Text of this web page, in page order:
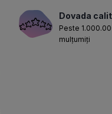
Dovada
Peste
mulțumiți